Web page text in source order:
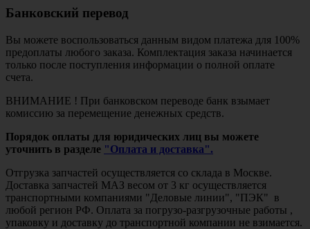
Банковский перевод
Вы можете воспользоваться данным видом платежа для 100%
предоплаты любого заказа. Комплектация заказа начинается
только после поступления информации о полной оплате
счета.
ВНИМАНИЕ ! При банковском переводе банк взымает
комиссию за перемещение денежных средств.
Порядок оплаты для юридических лиц вы можете
уточнить в разделе "Оплата и доставка".
Отгрузка запчастей осуществляется со склада в Москве.
Доставка запчастей МАЗ весом от 3 кг осуществляется
транспортными компаниями "Деловые линии", "ПЭК" в
любой регион РФ. Оплата за погрузо-разгрузочные работы ,
упаковку и доставку до транспортной компании не взимается.